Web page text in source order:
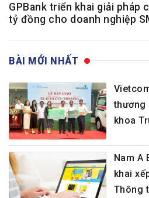
GPBank triển khai giải pháp
tỷ đồng cho doanh nghiệp
BÀI MỚI NHẤT
thương
khoa
Nam A
khai
Thông